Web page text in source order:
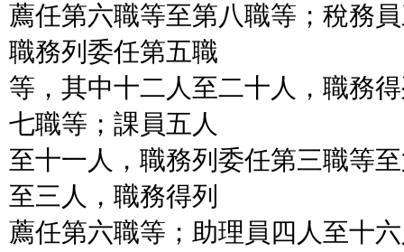
薦任第六職等至第八職等；稅務
職務列委任第五職
等，其中十二人至二十人，職務
七職等；課員五人
至十一人，職務列委任第三職等
至三人，職務得列
薦任第六職等；助理員四人至十